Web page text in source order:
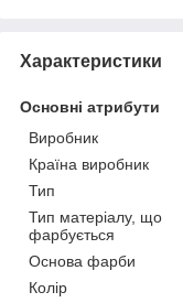
Характеристики
Основні атрибути
Виробник
Країна виробник
Тип
Тип матеріалу, що
фарбується
Основа фарби
Колір